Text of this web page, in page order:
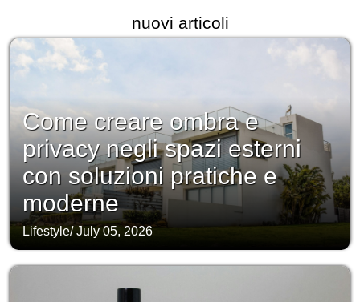
nuovi articoli
Come creare ombra e
privacy negli spazi esterni
con soluzioni pratiche e
moderne
Lifestyle/July 05, 2026